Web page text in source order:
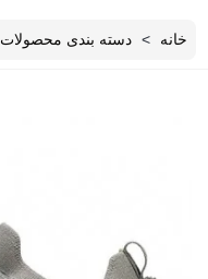
خانه > دسته بندی محصولات